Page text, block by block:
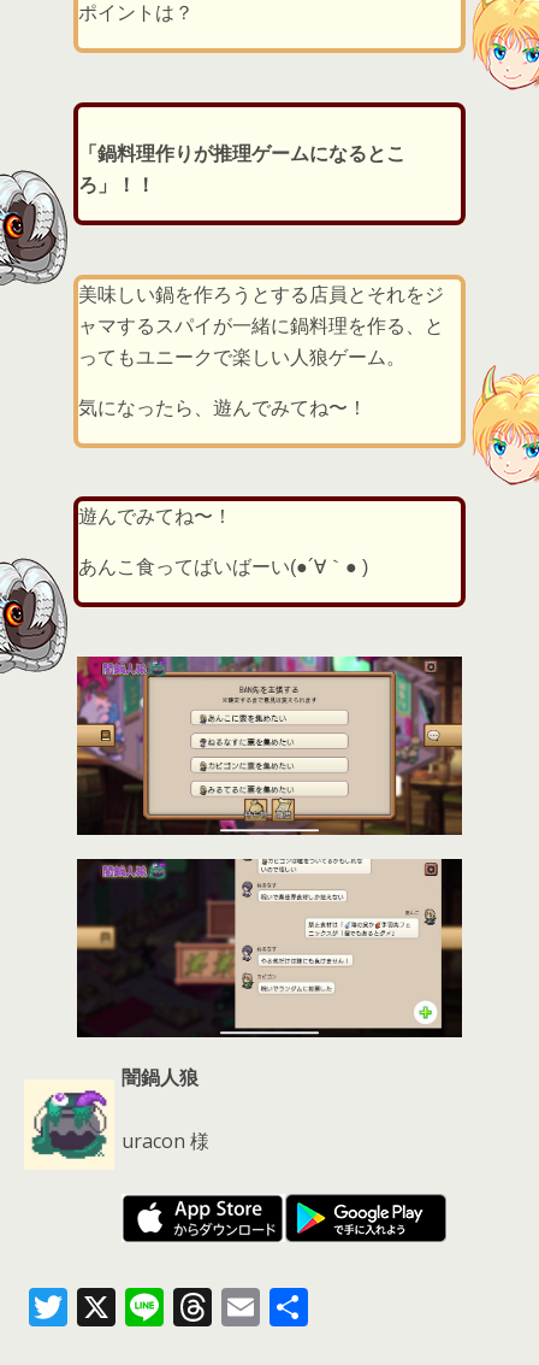
ポイントは？
「鍋料理作りが推理ゲームになるとこ
ろ」！！
美味しい鍋を作ろうとする店員とそれをジ
ャマするスパイが一緒に鍋料理を作る、と
ってもユニークで楽しい人狼ゲーム。
気になったら、遊んでみてね〜！
遊んでみてね〜！
あんこ食ってばいばーい(●´∀｀● )
闇鍋人狼
uracon 様
T X Li T E